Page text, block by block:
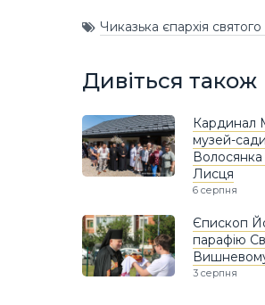
Чиказька єпархія
Дивіться також
Кардинал
музей-
Лисця
6 серпня
Єпископ
парафію
3 серпня